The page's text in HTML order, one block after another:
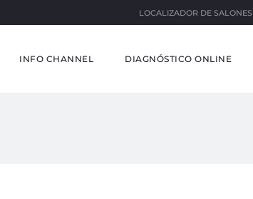
LOCALIZADOR DE SALONES
INFO CHANNEL DIAGNÓSTICO ONLINE